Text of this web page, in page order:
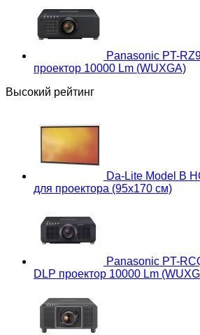
Panasonic PT-
проектор 10000 Lm (WUXGA)
Высокий рейтинг
Da-Lite Model B
для проектора (95х170 см)
Panasonic PT-
DLP проектор 10000 Lm